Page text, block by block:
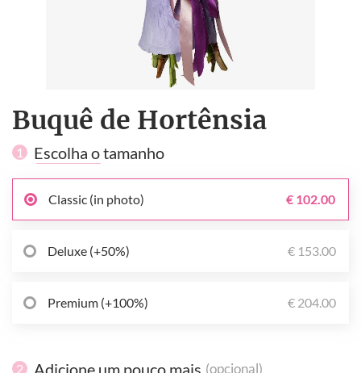
Buquê de Hortênsia
1 Escolha o tamanho
Classic (in photo) € 102.00
Deluxe (+50%) € 153.00
Premium (+100%) € 204.00
2 Adicione um pouco mais (opcional)